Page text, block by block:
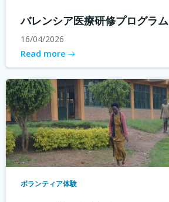
バレンシア医療研修プログラム
16/04/2026
Read more
ボランティア体験